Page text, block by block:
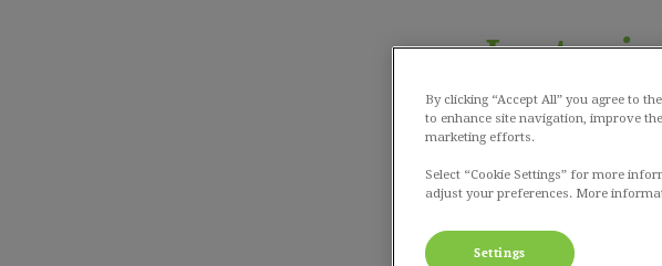
Last
By clicking “Accept All” you agree to
to enhance site navigation, improve
marketing efforts.
Select “Cookie Settings” for more
adjust your preferences. More
Settings